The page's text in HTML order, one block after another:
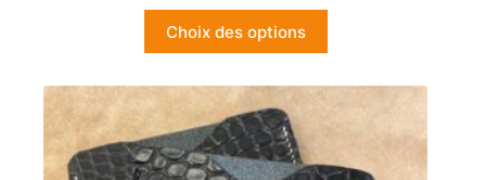
Choix des options